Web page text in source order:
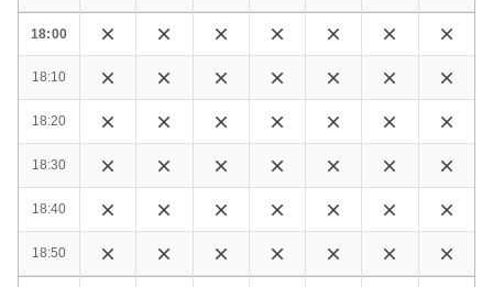
18:00
18:10
18:20
18:30
18:40
18:50